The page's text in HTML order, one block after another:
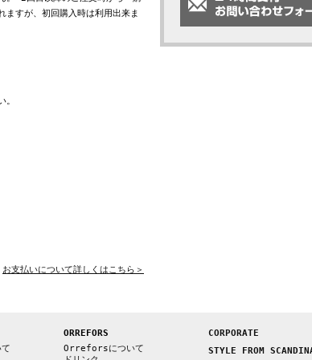
ますが、初回購入時は利用出来ま
お支払いについて詳しくはこちら＞
ORREFORS
Orreforsについて
CORPORATE
STYLE FROM